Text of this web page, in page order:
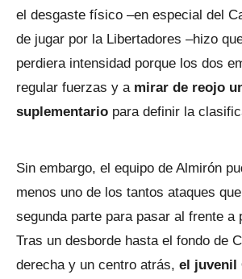
el desgaste físico –en especial del
de jugar por la Libertadores –hizo
perdiera intensidad porque los dos
regular fuerzas y a mirar de reojo
suplementario para definir la
Sin embargo, el equipo de Almirón
menos uno de los tantos ataques
segunda parte para pasar al frente a
Tras un desborde hasta el fondo de
derecha y un centro atrás, el juvenil